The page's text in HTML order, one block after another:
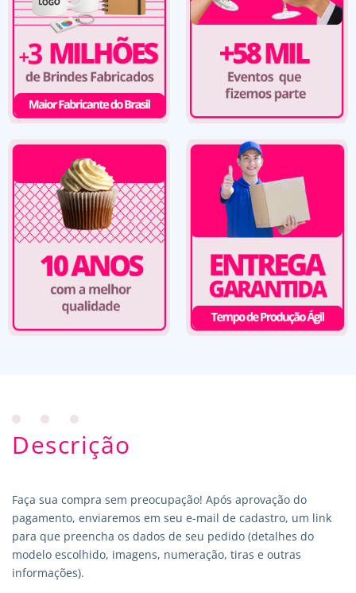
Descrição
Faça sua compra sem preocupação! Após aprovação do
pagamento, enviaremos em seu e-mail de cadastro, um link
para que preencha os dados de seu pedido (detalhes do
modelo escolhido, imagens, numeração, tiras e outras
informações).